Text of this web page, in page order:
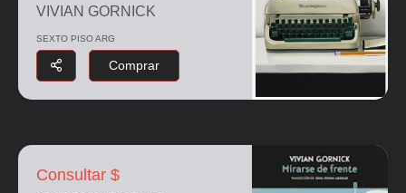
VIVIAN GORNICK
SEXTO PISO ARG
Comprar
Consultar $